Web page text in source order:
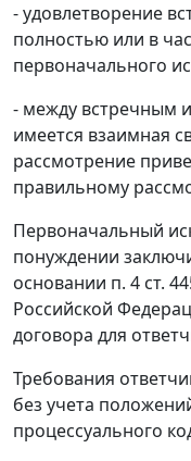
- удовлетворение
полностью или в
первоначального
- между встречным
имеется взаимная
рассмотрение
правильному
Первоначальный
понуждении
основании п. 4 ст.
Российской
договора для
Требования
без учета
процессуального